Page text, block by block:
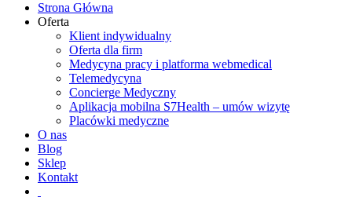
Strona Główna
Oferta
Klient indywidualny
Oferta dla firm
Medycyna pracy i platforma webmedical
Telemedycyna
Concierge Medyczny
Aplikacja mobilna S7Health – umów wizytę
Placówki medyczne
O nas
Blog
Sklep
Kontakt